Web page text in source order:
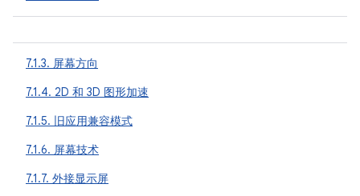
7.1.3. 屏幕方向
7.1.4. 2D 和 3D 图形加速
7.1.5. 旧应用兼容模式
7.1.6. 屏幕技术
7.1.7. 外接显示屏